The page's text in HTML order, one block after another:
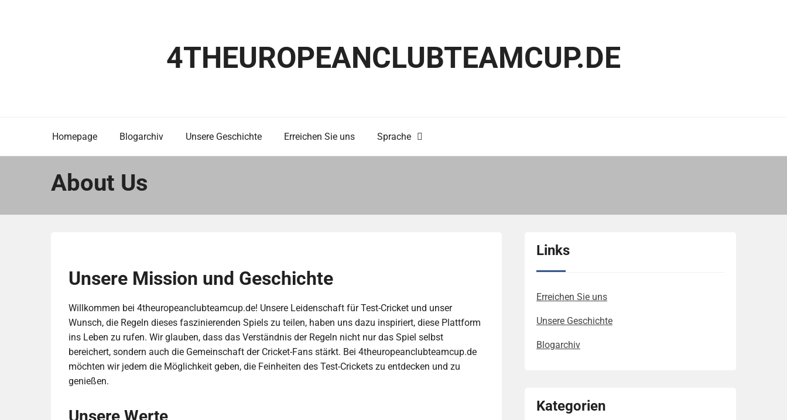
4THEUROPEANCLUBTEAMCUP.DE
Homepage Blogarchiv Unsere Geschichte Erreichen Sie uns Sprache
About Us
Unsere Mission und Geschichte
Willkommen bei 4theuropeanclubteamcup.de! Unsere Leidenschaft für Test-Cricket und unser
Wunsch, die Regeln dieses faszinierenden Spiels zu teilen, haben uns dazu inspiriert, diese Plattform
ins Leben zu rufen. Wir glauben, dass das Verständnis der Regeln nicht nur das Spiel selbst
bereichert, sondern auch die Gemeinschaft der Cricket-Fans stärkt. Bei 4theuropeanclubteamcup.de
möchten wir jedem die Möglichkeit geben, die Feinheiten des Test-Crickets zu entdecken und zu
genießen.
Unsere Werte
Links
Erreichen Sie uns
Unsere Geschichte
Blogarchiv
Kategorien